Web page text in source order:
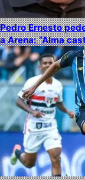
Pedro Ernesto
a Arena: “Alma